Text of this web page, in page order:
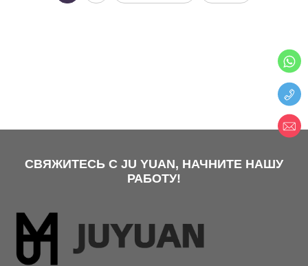
СВЯЖИТЕСЬ С JU YUAN, НАЧНИТЕ НАШУ
РАБОТУ!